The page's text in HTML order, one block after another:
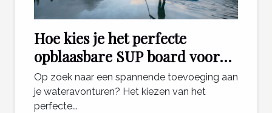
Hoe kies je het perfecte
opblaasbare SUP board voor
jouw avonturen?
Op zoek naar een spannende toevoeging aan
je wateravonturen? Het kiezen van het
perfecte...